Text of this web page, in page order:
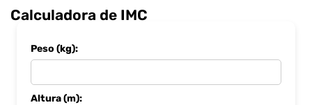
Calculadora de IMC
Peso (kg):
Altura (m):